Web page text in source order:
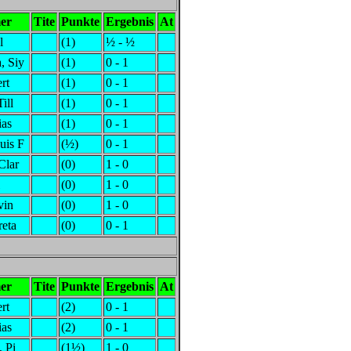
Tite Punkte Ergebnis At
(1)
½ - ½
Siy
(1)
0 - 1
(1)
0 - 1
(1)
0 - 1
(1)
0 - 1
F
(½)
0 - 1
(0)
1 - 0
(0)
1 - 0
(0)
1 - 0
(0) 0 - 1
Tite Punkte Ergebnis At
(2)
0 - 1
(2)
0 - 1
Pi
(1½) 1 - 0